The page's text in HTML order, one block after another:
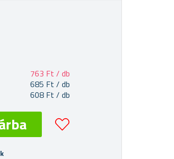
763 Ft / db
685 Ft / db
608 Ft / db